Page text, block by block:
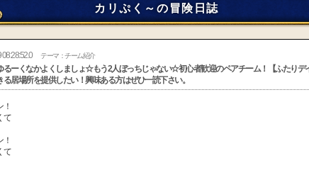
カリぷく～の冒険日誌
テーマ：チーム紹介
るーくなかよくしましょ☆もう2人ぼっちじゃない☆初心者歓迎のペアチーム！【ふたりデ
る居場所を提供したい！興味ある方はぜひ一読下さい。
！
て
！
て